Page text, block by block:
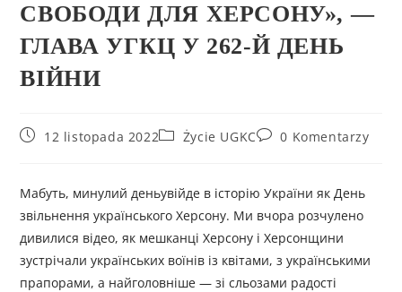
СВОБОДИ ДЛЯ ХЕРСОНУ», —
ГЛАВА УГКЦ У 262-Й ДЕНЬ
ВІЙНИ
12 listopada 2022 Życie UGKC 0 Komentarzy
Мабуть, минулий деньувійде в історію України як День
звільнення українського Херсону. Ми вчора розчулено
дивилися відео, як мешканці Херсону і Херсонщини
зустрічали українських воїнів із квітами, з українськими
прапорами, а найголовніше — зі сльозами радості